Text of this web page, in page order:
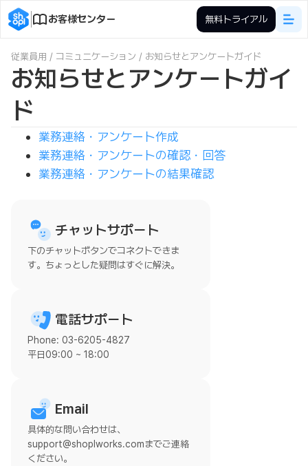
お客様センター 無料トライアル
従業員用 / コミュニケーション / お知らせとアンケートガイド
お知らせとアンケートガイ
ド
業務連絡・アンケート作成
業務連絡・アンケートの確認・回答
業務連絡・アンケートの結果確認
チャットサポート
下のチャットボタンでコネクトできま
す。ちょっとした疑問はすぐに解決。
電話サポート
Phone: 03-6205-4827
平日09:00 ~ 18:00
Email
具体的な問い合わせは、
support@shoplworks.comまでご連絡
ください。